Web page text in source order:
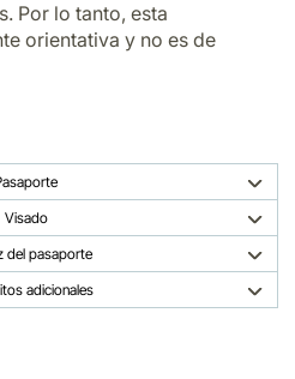
Por lo tanto, esta
orientativa y no es de
Visado
del pasaporte
adicionales